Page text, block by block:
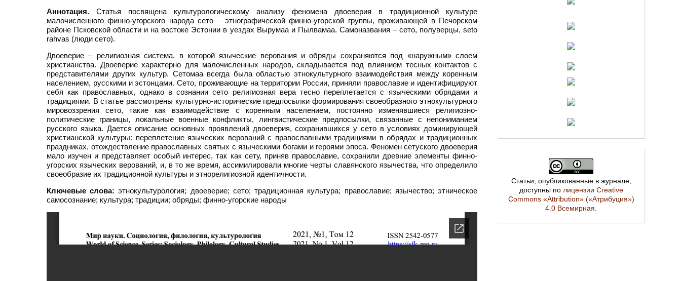
Аннотация. Статья посвящена культурологическому анализу феномена двоеверия в традиционной культуре
малочисленного финно-угорского народа сето – этнографической финно-угорской группы, проживающей в Печорском
районе Псковской области и на востоке Эстонии в уездах Вырумаа и Пылвамаа. Самоназвания – сето, полуверцы, seto
rahvas (люди сето).
Двоеверие – религиозная система, в которой языческие верования и обряды сохраняются под «наружным» слоем
христианства. Двоеверие характерно для малочисленных народов, складывается под влиянием тесных контактов с
представителями других культур. Сетомаа всегда была областью этнокультурного взаимодействия между коренным
населением, русскими и эстонцами. Сето, проживающие на территории России, приняли православие и идентифицируют
себя как православных, однако в сознании сето религиозная вера тесно переплетается с языческими обрядами и
традициями. В статье рассмотрены культурно-исторические предпосылки формирования своеобразного этнокультурного
мировоззрения сето, такие как взаимодействие с коренным населением, постоянно изменявшиеся религиозно-
политические границы, локальные военные конфликты, лингвистические предпосылки, связанные с непониманием
русского языка. Дается описание основных проявлений двоеверия, сохранившихся у сето в условиях доминирующей
христианской культуры: переплетение языческих верований с православными традициями в обрядах и традиционных
праздниках, отождествление православных святых с языческими богами и героями эпоса. Феномен сетуского двоеверия
мало изучен и представляет особый интерес, так как сету, приняв православие, сохранили древние элементы финно-
угорских языческих верований, и, в то же время, ассимилировали многие черты славянского язычества, что определило
своеобразие их традиционной культуры и этнорелигиозной идентичности.
Ключевые слова: этнокультурология; двоеверие; сето; традиционная культура; православие; язычество; этническое
самосознание; культура; традиции; обряды; финно-угорские народы
Статьи, опубликованные в журнале,
доступны по лицензии Creative
Commons «Attribution» («Атрибуция»)
4.0 Всемирная.